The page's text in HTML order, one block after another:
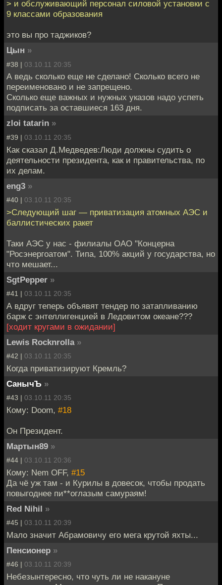
> и обслуживающий персонал силовой установки с
9 классами образования
это вы про таджиков?
Цын »
#38 | 03.10.11 20:35
А ведь сколько еще не сделано! Сколько всего не
переименовано и не запрещено.
Сколько еще важных и нужных указов надо успеть
подписать за оставшиеся 163 дня.
zloi tatarin »
#39 | 03.10.11 20:35
Как сказал Д.Медведев:Люди должны судить о
деятельности президента, как и правительства, по
их делам.
eng3 »
#40 | 03.10.11 20:35
>Следующий шаг — приватизация атомных АЭС и
баллистических ракет
Таки АЭС у нас - филиалы ОАО "Концерна
"Росэнергоатом". Типа, 100% акций у государства, но
что мешает...
SgtPepper »
#41 | 03.10.11 20:35
А вдруг теперь объявят тендер по затапливанию
барж с энтеллигенцией в Ледовитом океане???
[ходит кругами в ожидании]
Lewis Rocknrolla »
#42 | 03.10.11 20:35
Когда приватизируют Кремль?
СанычЪ »
#43 | 03.10.11 20:35
Кому: Doom, #18
Он Президент.
Мартын89 »
#44 | 03.10.11 20:36
Кому: Nem OFF, #15
Да чё уж там - и Курилы в довесок, чтобы продать
повыгоднее пи**оглазым самураям!
Red Nihil »
#45 | 03.10.11 20:39
Мало значит Абрамовичу его мега крутой яхты...
Пенсионер »
#46 | 03.10.11 20:39
Небезынтересно, что чуть ли не накануне